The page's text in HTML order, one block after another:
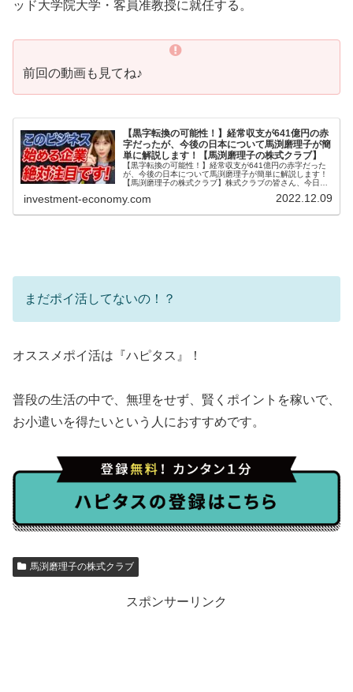
ッド大学院大学・客員准教授に就任する。
前回の動画も見てね♪
【黒字転換の可能性！】経常収支が641億円の赤
字だったが、今後の日本について馬渕磨理子が簡
単に解説します！【馬渕磨理子の株式クラブ】
【黒字転換の可能性！】経常収支が641億円の赤字だった
が、今後の日本について馬渕磨理子が簡単に解説します！
【馬渕磨理子の株式クラブ】株式クラブの皆さん、今日も
ースです✨この動画では『【黒字...
investment-economy.com 2022.12.09
まだポイ活してないの！？
オススメポイ活は『ハピタス』！
普段の生活の中で、無理をせず、賢くポイントを稼いで、
お小遣いを得たいという人におすすめです。
馬渕磨理子の株式クラブ
スポンサーリンク